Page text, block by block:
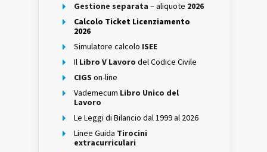
Gestione separata – aliquote 2026
Calcolo Ticket Licenziamento
2026
Simulatore calcolo ISEE
Il Libro V Lavoro del Codice Civile
CIGS on-line
Vademecum Libro Unico del
Lavoro
Le Leggi di Bilancio dal 1999 al 2026
Linee Guida Tirocini
extracurriculari